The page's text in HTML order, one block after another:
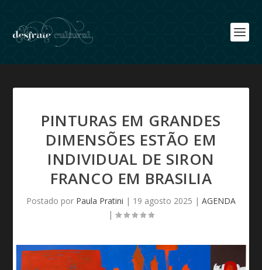
PINTURAS EM GRANDES
DIMENSÕES ESTÃO EM
INDIVIDUAL DE SIRON
FRANCO EM BRASILIA
Postado por Paula Pratini | 19 agosto 2025 | AGENDA
|